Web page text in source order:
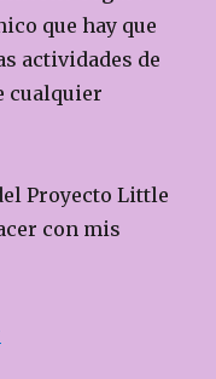
que hay que
actividades de
cualquier
Proyecto Little
con mis